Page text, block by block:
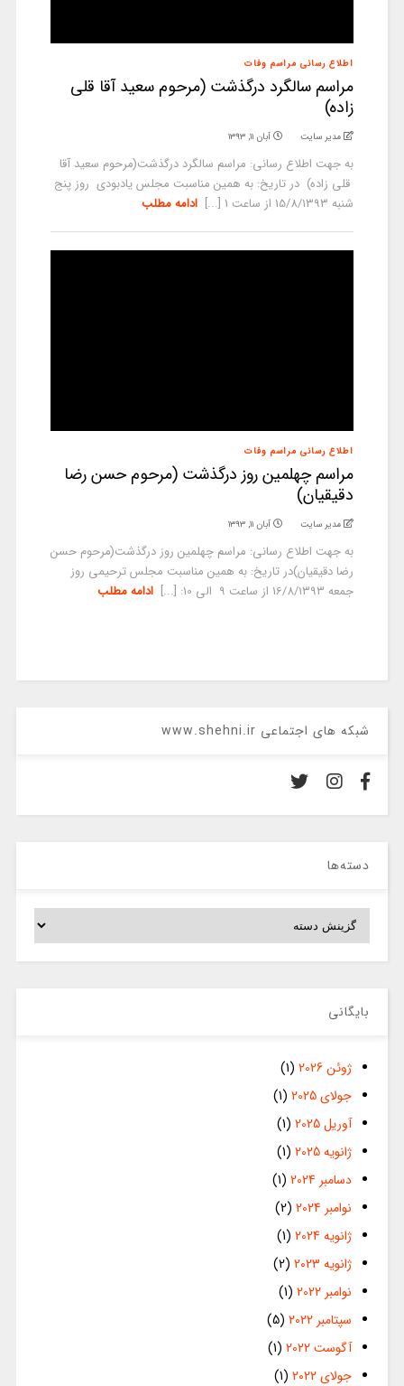
اطلاع رسانی مراسم وفات
مراسم سالگرد درگذشت (مرحوم سعید آقا قلی
زاده)
مدیر سایت آبان ۱۱, ۱۳۹۳
به جهت اطلاع رسانی: مراسم سالگرد درگذشت(مرحوم سعید آقا
قلی زاده) در تاریخ: به همین مناسبت مجلس یادبودی روز پنج
شنبه 15/8/۱۳۹۳ از ساعت 1 [...]
ادامه مطلب
اطلاع رسانی مراسم وفات
مراسم چهلمین روز درگذشت (مرحوم حسن رضا
دقیقیان)
مدیر سایت آبان ۱۱, ۱۳۹۳
به جهت اطلاع رسانی: مراسم چهلمین روز درگذشت(مرحوم حسن
رضا دقیقیان)در تاریخ: به همین مناسبت مجلس ترحیمی روز
جمعه 16/8/۱۳۹۳ از ساعت ۹ الی 10: [...]
ادامه مطلب
شبکه های اجتماعی www.shehni.ir
دسته‌ها
دسته‌ها
بایگانی
ژوئن 2026
(1)
جولای 2025
(1)
آوریل 2025
(1)
ژانویه 2025
(1)
دسامبر 2024
(1)
نوامبر 2024
(2)
ژانویه 2024
(1)
ژانویه 2023
(2)
نوامبر 2022
(1)
سپتامبر 2022
(5)
آگوست 2022
(1)
جولای 2022
(1)